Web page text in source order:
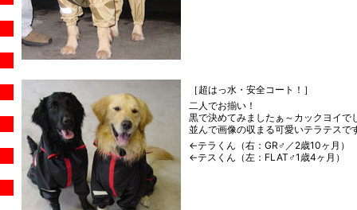
［超はっ水・安全コート！］
二人でお揃い！
黒で決めてみましたぁ～カックヨイで
並んで画像の収まる可愛いテラテスで
←テラくん（右：GR♂／2歳10ヶ月）
←テスくん（左：FLAT♂1歳4ヶ月）